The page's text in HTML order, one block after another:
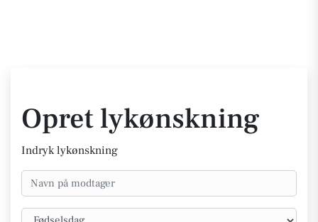
Opret lykønskning
Indryk lykønskning